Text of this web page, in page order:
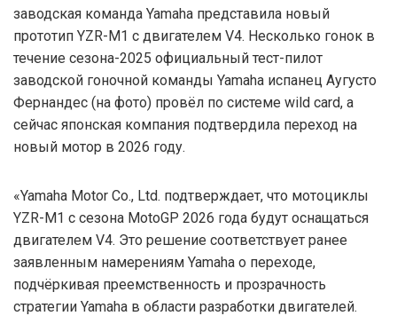
заводская команда Yamaha представила новый
прототип YZR-M1 с двигателем V4. Несколько гонок в
течение сезона-2025 официальный тест-пилот
заводской гоночной команды Yamaha испанец Аугусто
Фернандес (на фото) провёл по системе wild card, а
сейчас японская компания подтвердила переход на
новый мотор в 2026 году.
«Yamaha Motor Co., Ltd. подтверждает, что мотоциклы
YZR-M1 с сезона MotoGP 2026 года будут оснащаться
двигателем V4. Это решение соответствует ранее
заявленным намерениям Yamaha о переходе,
подчёркивая преемственность и прозрачность
стратегии Yamaha в области разработки двигателей.